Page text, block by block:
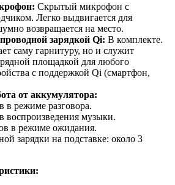
Скрытый микрофон с
Легко выдвигается для
возвращается на место.
зарядкой Qi: В комплекте.
саму гарнитуру, но и служит
площадкой для любого
с поддержкой Qi (смартфон,
от аккумулятора:
в режиме разговора.
воспроизведения музыки.
в режиме ожидания.
зарядки на подставке: около 3